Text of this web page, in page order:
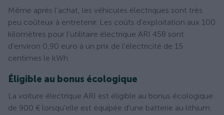
Même après l'achat, les véhicules électriques sont très
peu coûteux à entretenir. Les coûts d'exploitation aux 100
kilomètres pour l'utilitaire électrique ARI 458 sont
d'environ 0,90 euro à un prix de l'électricité de 15
centimes le kWh.
Éligible au bonus écologique
La voiture électrique ARI est éligible au bonus écologique
de 900 € lorsqu'elle est équipée d'une batterie au lithium.